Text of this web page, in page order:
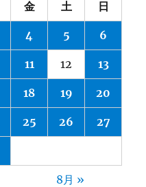
金 土 日
4 5 6
11 12 13
18 19 20
25 26 27
8月 »